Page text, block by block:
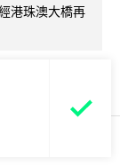
港珠澳大橋再